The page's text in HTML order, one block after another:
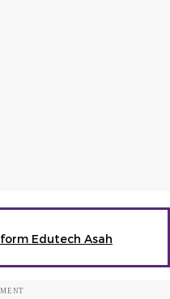
Edutech Asah